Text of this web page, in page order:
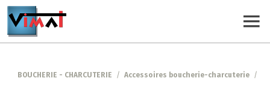
BOUCHERIE - CHARCUTERIE / Accessoires boucherie-charcuterie /